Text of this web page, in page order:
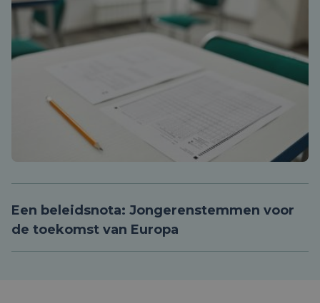
Een beleidsnota: Jongerenstemmen voor
de toekomst van Europa